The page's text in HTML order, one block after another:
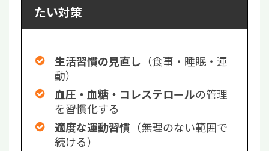
たい対策
生活習慣の見直し （食事・睡眠・運
動）
血圧・血糖・コレステロールの管理
を習慣化する
適度な運動習慣 （無理のない範囲で
続ける）